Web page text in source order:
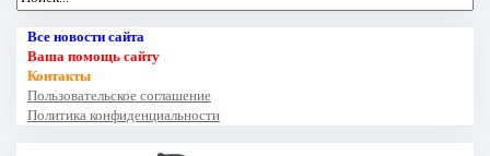
Все новости сайта
Ваша помощь сайту
Контакты
Пользовательское соглашение
Политика конфиденциальности